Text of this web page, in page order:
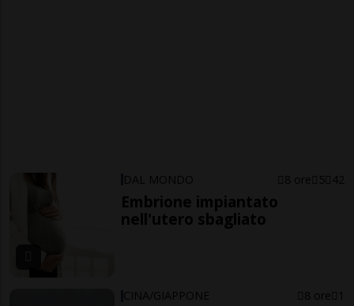
DAL MONDO 8 ore 5 42
Embrione impiantato
nell'utero sbagliato
CINA/GIAPPONE 8 ore 1